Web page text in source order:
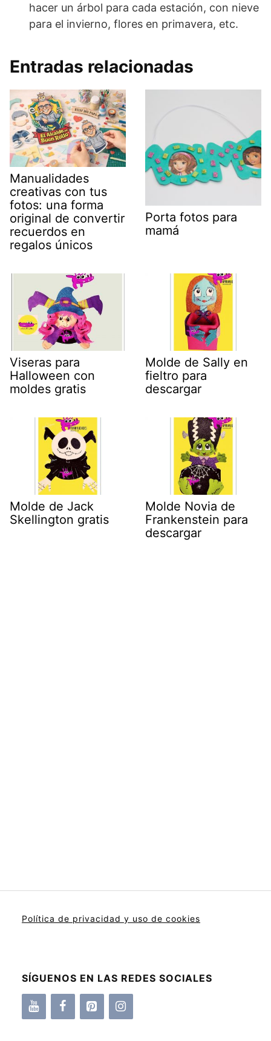
hacer un árbol para cada estación, con nieve
para el invierno, flores en primavera, etc.
Entradas relacionadas
Manualidades
creativas con tus
fotos: una forma
original de convertir
recuerdos en
regalos únicos
Porta fotos para
mamá
Viseras para
Halloween con
moldes gratis
Molde de Sally en
fieltro para
descargar
Molde de Jack
Skellington gratis
Molde Novia de
Frankenstein para
descargar
Política de privacidad y uso de cookies
SÍGUENOS EN LAS REDES SOCIALES